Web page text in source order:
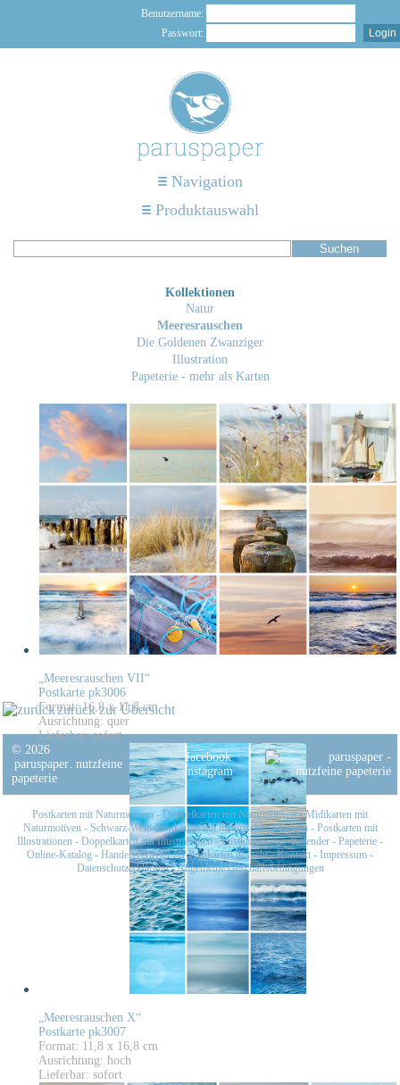
Benutzername:
Passwort:
Navigation
Produktauswahl
Kollektionen
Natur
Meeresrauschen
Die Goldenen Zwanziger
Illustration
Papeterie - mehr als Karten
„Meeresrauschen VII“
Postkarte pk3006
Format: 16,8 x 11,8 cm
Ausrichtung: quer
Lieferbar: sofort
„Meeresrauschen X“
Postkarte pk3007
Format: 11,8 x 16,8 cm
Ausrichtung: hoch
Lieferbar: sofort
zurück zur Übersicht
© 2026
paruspaper. nutzfeine
papeterie
facebook
instagram
Postkarten mit Naturmotiven - Doppelkarten mit Naturmotiven-Midikarten mit
Naturmotiven- Schwarz-Weiß-Postkarten mit historischen Motiven- Postkarten mit
Illustrationen - Doppelkarten mit Illustrationen-Postkartensets-Kalender - Papeterie -
Online-Katalog - Handelsvertreter für Postkarten gesucht-Kontakt - Impressum -
Datenschutzerklärung-Allgemeine Geschäftsbedingungen